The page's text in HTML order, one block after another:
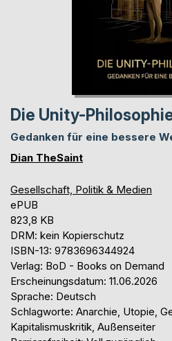
Die Unity-
Gedanken für eine bessere
Dian TheSaint
Gesellschaft, Politik & Medien
ePUB
823,8 KB
DRM: kein Kopierschutz
ISBN-13: 9783696344924
Verlag: BoD - Books on Demand
Erscheinungsdatum: 11.06.2026
Sprache: Deutsch
Schlagworte: Anarchie, Utopie,
Kapitalismuskritik, Außenseiter